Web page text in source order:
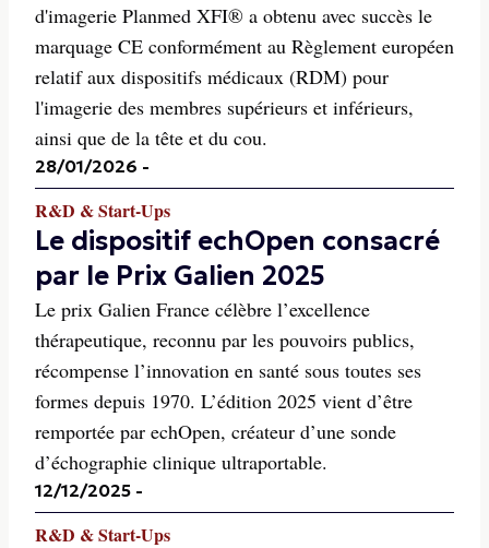
d'imagerie Planmed XFI® a obtenu avec succès le
marquage CE conformément au Règlement européen
relatif aux dispositifs médicaux (RDM) pour
l'imagerie des membres supérieurs et inférieurs,
ainsi que de la tête et du cou.
28/01/2026 -
R&D & Start-Ups
Le dispositif echOpen consacré
par le Prix Galien 2025
Le prix Galien France célèbre l’excellence
thérapeutique, reconnu par les pouvoirs publics,
récompense l’innovation en santé sous toutes ses
formes depuis 1970. L’édition 2025 vient d’être
remportée par echOpen, créateur d’une sonde
d’échographie clinique ultraportable.
12/12/2025 -
R&D & Start-Ups